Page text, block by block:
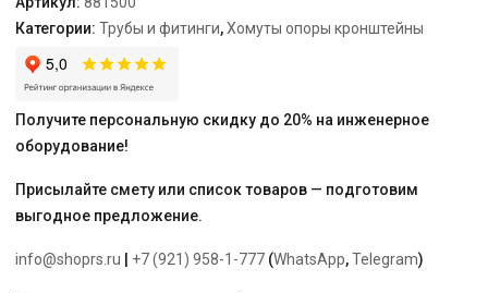
(не
Ostendorf)
Категории: Трубы и фитинги,Хомуты опоры кронштейны
Получите персональную скидку до 20% на инженерное
оборудование!
Присылайте смету или список товаров — подготовим
выгодное предложение.
info@shoprs.ru +7 (921) 958-1-777 (WhatsApp,Telegram)